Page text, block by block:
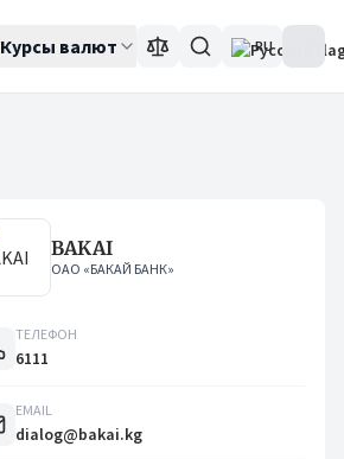
Курсы валют RU
BAKAI
ОАО «БАКАЙ БАНК»
ТЕЛЕФОН
6111
EMAIL
dialog@bakai.kg